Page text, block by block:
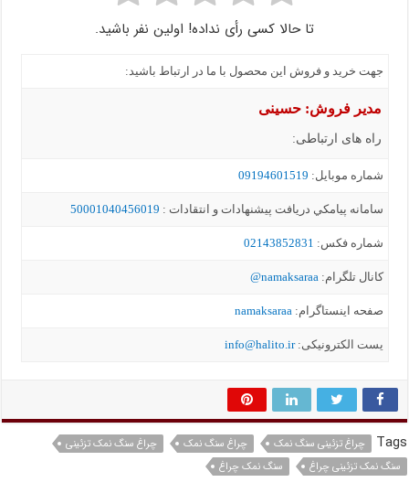
تا حالا کسی رأی نداده! اولین نفر باشید.
جهت خرید و فروش این محصول با ما در ارتباط باشید:
مدیر فروش: حسینی
راه های ارتباطی:
شماره موبايل: 09194601519
سامانه پيامکي دریافت پیشنهادات و انتقادات : 50001040456019
شماره فکس: 02143852831
کانال تلگرام: namaksaraa@
صفحه اینستاگرام: namaksaraa
یست الکترونیکی:info@halito.ir
Tags چراغ تزئینی سنگ نمک چراغ سنگ نمک
چراغ سنگ نمک تزئینی
سنگ نمک تزئینی چراغ
سنگ نمک چراغ